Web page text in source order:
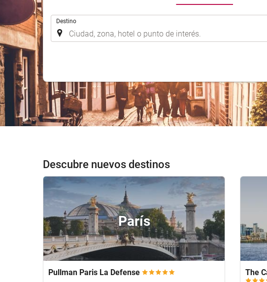
Destino
Descubre nuevos destinos
París
Pullman Paris La Defense The